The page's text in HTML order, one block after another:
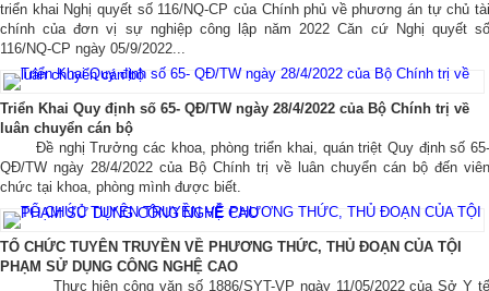
triển khai Nghị quyết số 116/NQ-CP của Chính phủ về phương án tự chủ tài
chính của đơn vị sự nghiệp công lập năm 2022 Căn cứ Nghị quyết số
116/NQ-CP ngày 05/9/2022...
Triển Khai Quy định số 65- QĐ/TW ngày 28/4/2022 của Bộ Chính trị về
luân chuyển cán bộ
Đề nghị Trưởng các khoa, phòng triển khai, quán triệt Quy định số 65-
QĐ/TW ngày 28/4/2022 của Bộ Chính trị về luân chuyển cán bộ đến viên
chức tại khoa, phòng mình được biết.
TỔ CHỨC TUYÊN TRUYỀN VỀ PHƯƠNG THỨC, THỦ ĐOẠN CỦA TỘI
PHẠM SỬ DỤNG CÔNG NGHỆ CAO
Thực hiện công văn số 1886/SYT-VP ngày 11/05/2022 của Sở Y tế